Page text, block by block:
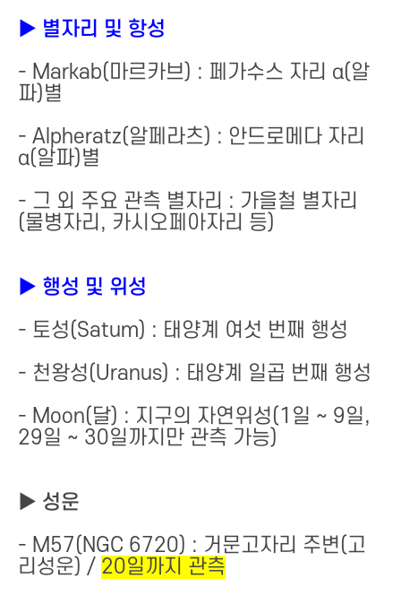
▶ 별자리 및 항성
- Markab(마르카브) : 페가수스 자리 α(알
파)별
- Alpheratz(알페라츠) : 안드로메다 자리
α(알파)별
- 그 외 주요 관측 별자리 : 가을철 별자리
(물병자리, 카시오페아자리 등)
▶ 행성 및 위성
- 토성(Satum) : 태양계 여섯 번째 행성
- 천왕성(Uranus) : 태양계 일곱 번째 행성
- Moon(달) : 지구의 자연위성(1일 ~ 9일,
29일 ~ 30일까지만 관측 가능)
▶ 성운
- M57(NGC 6720) : 거문고자리 주변(고
리성운) / 20일까지 관측